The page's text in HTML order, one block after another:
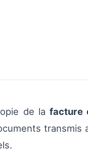
de la facture
transmis